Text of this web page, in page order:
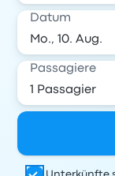
Datum
Passagiere